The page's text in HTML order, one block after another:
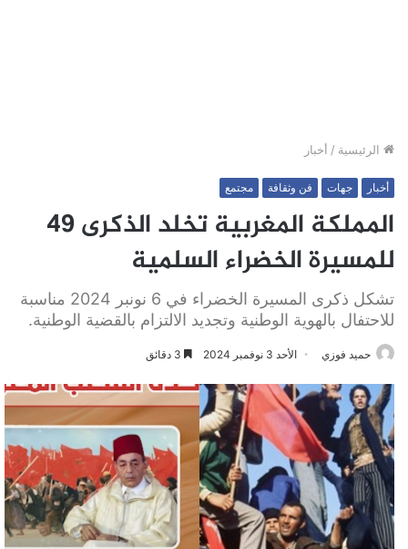
الرئيسية / أخبار
أخبار جهات فن وثقافة مجتمع
المملكة المغربية تخلد الذكرى 49
للمسيرة الخضراء السلمية
تشكل ذكرى المسيرة الخضراء في 6 نونبر 2024 مناسبة
للاحتفال بالهوية الوطنية وتجديد الالتزام بالقضية الوطنية.
حميد فوزي الأحد 3 نوفمبر 2024